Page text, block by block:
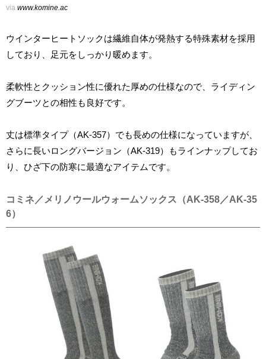
via www.komine.ac
ウインターヒートソックは繊維自体が発熱する特殊素材を採用
しており、足元をしっかり暖めます。
柔軟性とクッション性に優れた厚めの仕様なので、ライディン
グブーツとの相性も良好です。
丈は標準タイプ（AK-357）でも長めの仕様になっていますが、
さらに長いロングバージョン（AK-319）もラインナップしてお
り、ひざ下の防寒に最適なアイテムです。
コミネ／メリノウールウォームソックス（AK-358／AK-35
6）